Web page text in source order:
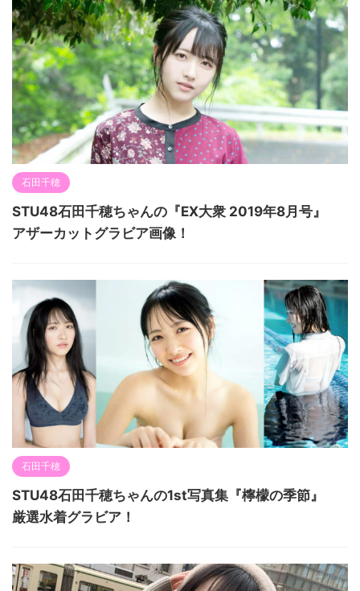
石田千穂
STU48石田千穂ちゃんの『EX大衆 2019年8月号』
アザーカットグラビア画像！
石田千穂
STU48石田千穂ちゃんの1st写真集『檸檬の季節』
厳選水着グラビア！